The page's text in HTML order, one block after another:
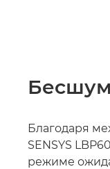
Благодаря
SENSYS
режиме